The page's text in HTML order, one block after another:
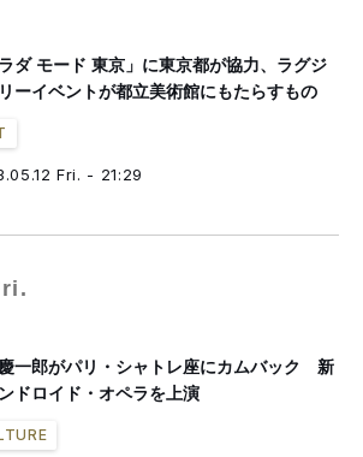
ラダ モード 東京」に東京都が協力、ラグジ
ーイベントが都立美術館にもたらすもの
Fri. - 21:29
一郎がパリ・シャトレ座にカムバック 新
ドロイド・オペラを上演